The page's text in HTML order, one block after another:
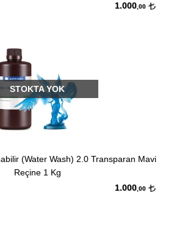
1.000 ,00
STOKTA YOK
(Water Wash) 2.0 Transparan Mavi
Reçine 1 Kg
1.000 ,00